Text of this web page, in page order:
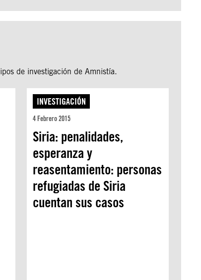
de investigación de Amnistía.
INVESTIGACIÓN
4 Febrero 2015
Siria: penalidades,
esperanza y
reasentamiento: personas
refugiadas de Siria
cuentan sus casos